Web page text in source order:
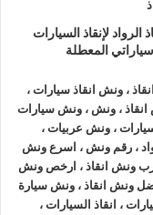
انقاذ سياراتسريع
والراحة.
عالية ونعمل منذ
جمهورية مصر العربية
و انقاذ و نقل
الرواد لإنقاذ السيارات
المعطلة